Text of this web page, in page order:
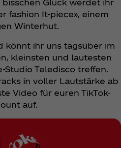
Glück werdet ihr
fashion It-piece», einem
Winterhut.
könnt ihr uns tagsüber im
kleinsten und lautesten
Studio Teledisco treffen.
in voller Lautstärke ab
Video für euren TikTok-
auf.